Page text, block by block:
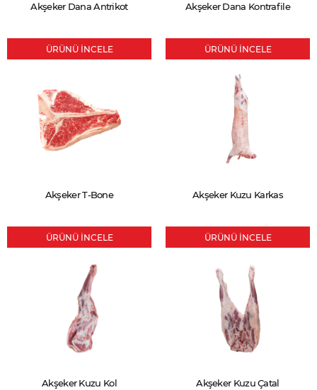
Akşeker Dana Antrikot
ÜRÜNÜ İNCELE
Akşeker Dana Kontrafile
ÜRÜNÜ İNCELE
Akşeker T-Bone
ÜRÜNÜ İNCELE
Akşeker Kuzu Karkas
ÜRÜNÜ İNCELE
Akşeker Kuzu Kol Akşeker Kuzu Çatal